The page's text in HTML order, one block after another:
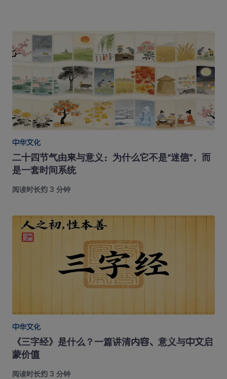
中华文化
二十四节气由来与意义：为什么它不是“迷信”，而
是一套时间系统
阅读时长约 3 分钟
中华文化
《三字经》是什么？一篇讲清内容、意义与中文启
蒙价值
阅读时长约 3 分钟